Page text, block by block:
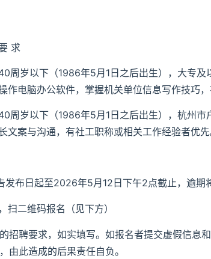
求
周岁以下（1986年5月1日之后出生），大专
作电脑办公软件，掌握机关单位信息写作技巧
周岁以下（1986年5月1日之后出生），杭州
文案与沟通，有社工职称或相关工作经验者优先
发布日起至2026年5月12日下午2点截止，逾期
扫二维码报名（见下方）
招聘要求，如实填写。如报名者提交虚假信息
由此造成的后果责任自负。